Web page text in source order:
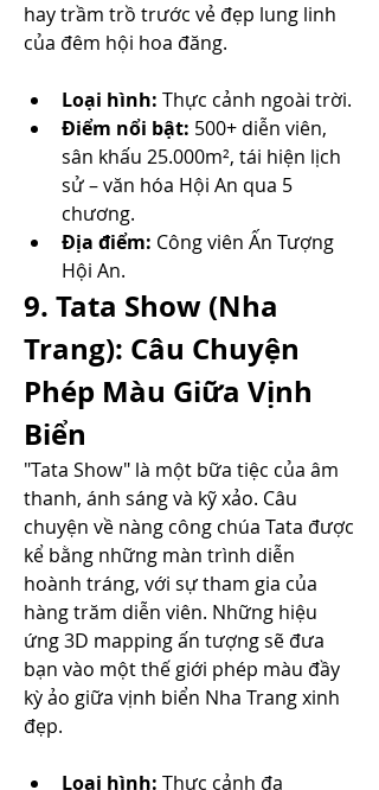
hay trầm trồ trước vẻ đẹp lung linh
của đêm hội hoa đăng.
Loại hình: Thực cảnh ngoài trời.
Điểm nổi bật: 500+ diễn viên,
sân khấu 25.000m², tái hiện lịch
sử – văn hóa Hội An qua 5
chương.
Địa điểm: Công viên Ấn Tượng
Hội An.
9. Tata Show (Nha
Trang): Câu Chuyện
Phép Màu Giữa Vịnh
Biển
"Tata Show" là một bữa tiệc của âm
thanh, ánh sáng và kỹ xảo. Câu
chuyện về nàng công chúa Tata được
kể bằng những màn trình diễn
hoành tráng, với sự tham gia của
hàng trăm diễn viên. Những hiệu
ứng 3D mapping ấn tượng sẽ đưa
bạn vào một thế giới phép màu đầy
kỳ ảo giữa vịnh biển Nha Trang xinh
đẹp.
Loại hình: Thực cảnh đa